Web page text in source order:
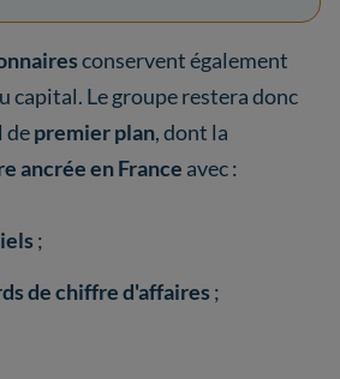
conservent également
capital. Le groupe restera donc
depremier plan, dont la
ancrée en France avec :
;
de chiffre d'affaires ;